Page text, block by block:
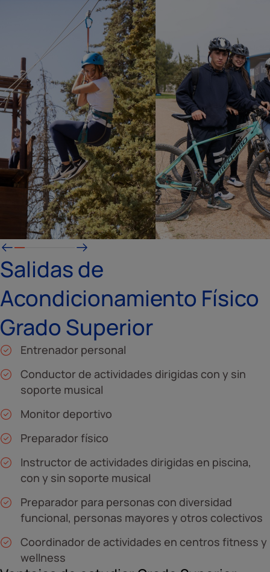
Salidas de
Acondicionamiento Físico
Grado Superior
Entrenador personal
Conductor de actividades dirigidas con y sin
soporte musical
Monitor deportivo
Preparador físico
Instructor de actividades dirigidas en piscina,
con y sin soporte musical
Preparador para personas con diversidad
funcional, personas mayores y otros colectivos
Coordinador de actividades en centros fitness y
wellness